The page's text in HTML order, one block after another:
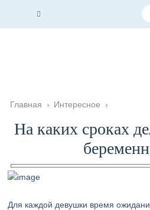
Главная › Интересное ›
На каких сроках
Для каждой девушки время